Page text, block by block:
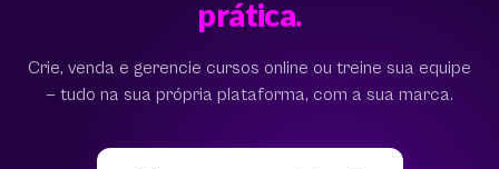
prática.
Crie, venda e gerencie cursos online ou treine sua equipe
— tudo na sua própria plataforma, com a sua marca.